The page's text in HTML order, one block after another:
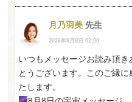
月乃羽美 先生
2026年8月8日 02:00
いつもメッセージお読み頂き
とうございます。このご縁に
たします。